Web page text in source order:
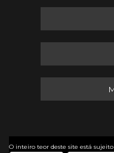
O inteiro teor deste site está